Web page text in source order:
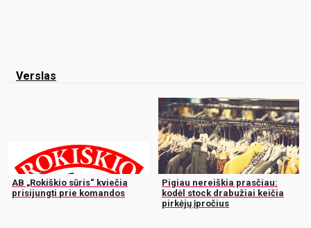
Verslas
AB „Rokiškio sūris“ kviečia
prisijungti prie komandos
Pigiau nereiškia prasčiau:
kodėl stock drabužiai keičia
pirkėjų įpročius